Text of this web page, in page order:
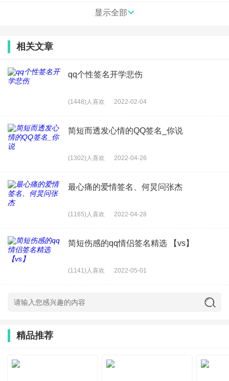
16、别对ex念念不忘，别在他求复合的时候激动不已想象
的人，一直都还是那个样子，他们只是寂寞了才会想念你
18、每一点对其他人的厌恶都把我更推向你
19、如果在生命诞生的 那一刻，就可以选择，我宁愿一开始
20、如果也会寂寞那天、就一起想想我们的从前。
21、从深情到敷衍热情到冷淡重视到忽视难忘到遗忘。
23、始终从这场爱里解脱不出来，永远不会明白它的意义。
24、韩寒说如果你喜欢我碰巧我也喜欢你就算你因为种种原
25、从款款深情 到失去兴趣 也不过短短几个步骤 没什么至
26、不曾给我深情不能伴我走就别怪我犹豫不决也别怪我狠
27、穿越黑夜，我按牢我的左腮，右腮痛，按牢右腮，左腮
痛，是我梦想你回到我身边的痛！
显示全部
相关文章
qq个性签名开学悲伤
(1448)人喜欢 2022-02-04
简短而透发心情的QQ签名_你说
(1302)人喜欢 2022-04-26
最心痛的爱情签名、何炅问张杰
(1165)人喜欢 2022-04-28
简短伤感的qq情侣签名精选 【vs】
(1141)人喜欢 2022-05-01
精品推荐